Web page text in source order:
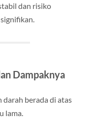
dan risiko
Dampaknya
berada di atas
lama.